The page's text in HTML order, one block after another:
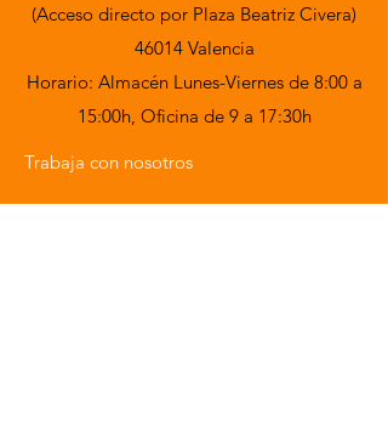
(Acceso directo por Plaza Beatriz Civera)
46014 Valencia
Horario: Almacén Lunes-Viernes de 8:00 a
15:00h, Oficina de 9 a 17:30h
Trabaja con nosotros